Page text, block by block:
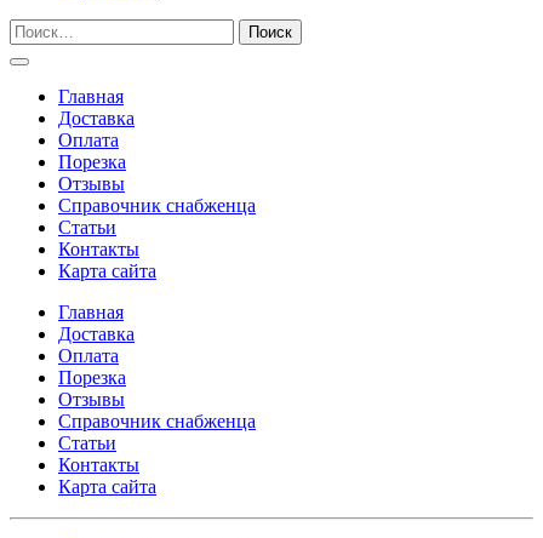
Главная
Доставка
Оплата
Порезка
Отзывы
Справочник снабженца
Статьи
Контакты
Карта сайта
Главная
Доставка
Оплата
Порезка
Отзывы
Справочник снабженца
Статьи
Контакты
Карта сайта